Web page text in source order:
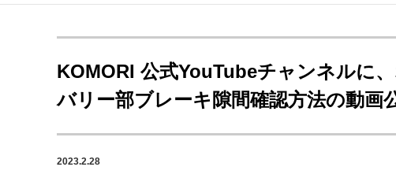
インデックス
TOP 新着記事 特集記事 動画コンテンツ イン
カテゴリー一覧
新商品 新製品 ＡＩ・デジタル デジタル印刷 印刷通販
特集記事カテゴリー一覧
KOMORI 公式YouTubeチャンネルに
バリー部ブレーキ隙間確認方法の動画
2023.2.28